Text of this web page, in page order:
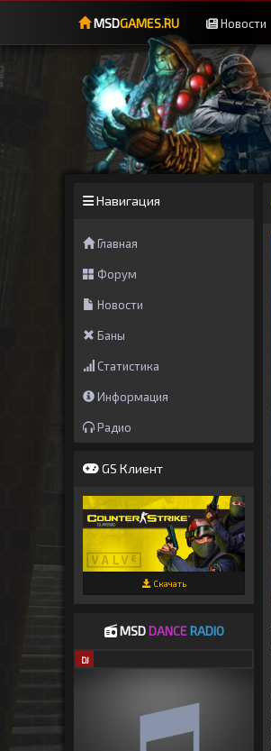
MSDGAMES.RU Новости
Навигация
Главная
Форум
Новости
Баны
Статистика
Информация
Радио
GS Клиент
Скачать
MSDDANCE RADIO
DJ